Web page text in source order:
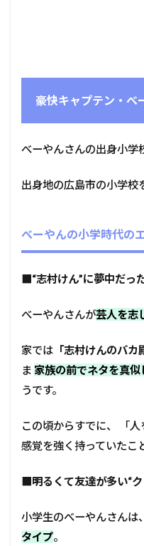
豪快キャプテン・べ
べーやんさんの出身小学
出身地の広島市の小学校
べーやんの小学時代の
■“志村けん”に夢中だっ
べーやんさんが芸人を志
家では 「志村けんのバ
ま 家族の前でネタを真
うです。
この頃からすでに、 「
感覚を強く持っていたこ
■明るくて友達が多い“
小学生のべーやんさんは
タイプ。